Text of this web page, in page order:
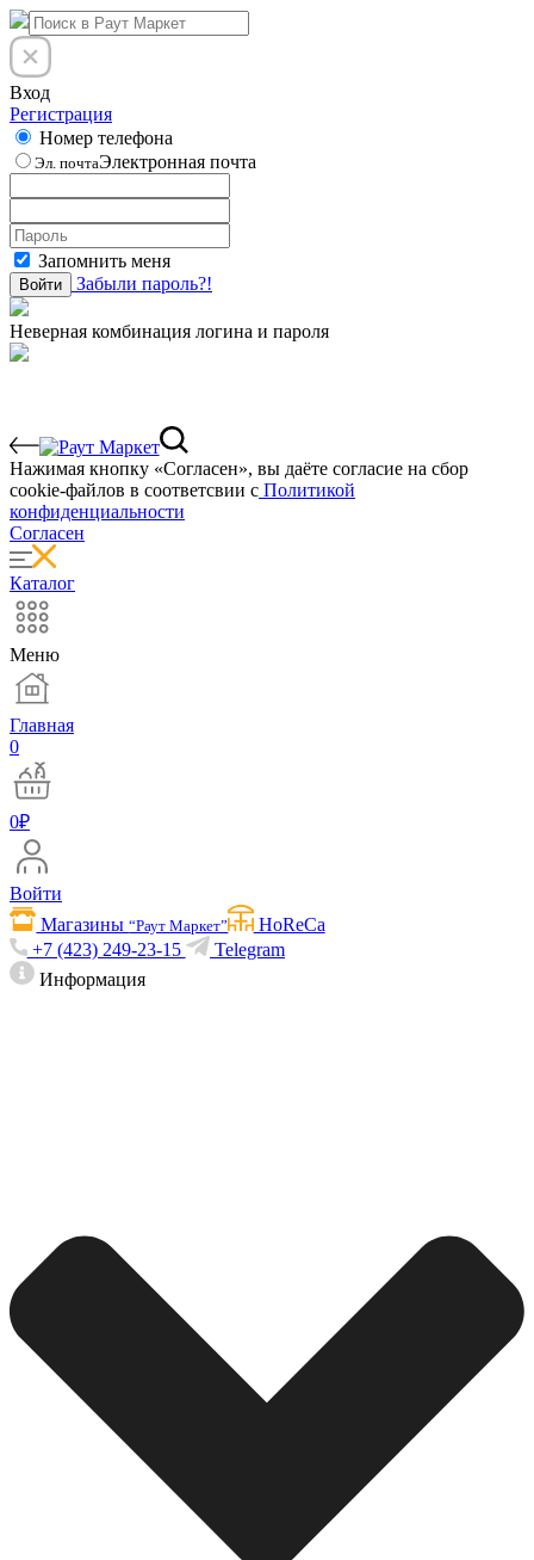
Вход
Регистрация
Номер телефона
Эл. почтаЭлектронная почта
Запомнить меня
Войти Забыли пароль?!
Неверная комбинация логина и пароля
Нажимая кнопку «Согласен», вы даёте cогласие на сбор
cookie-файлов в соответсвии с Политикой
конфиденциальности
Согласен
Каталог
Меню
Главная
0
0₽
Войти
Магазины“Раут Маркет”
HoReCa
+7 (423) 249-23-15
Telegram
Информация